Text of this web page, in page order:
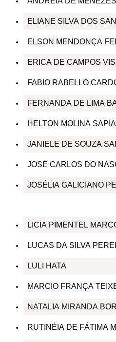
ELIANE SILVA DOS
ELSON MENDONÇA
ERICA DE CAMPOS
FABIO RABELLO
FERNANDA DE LIMA
HELTON MOLINA SAPIA
JANIELE DE SOUZA
JOSÉ CARLOS DO
JOSÉLIA GALICIANO
LICIA PIMENTEL
LUCAS DA SILVA
LULI HATA
MARCIO FRANÇA
NATALIA MIRANDA
RUTINÉIA DE FÁTIMA